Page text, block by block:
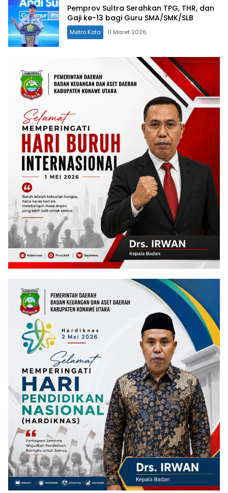
Pemprov Sultra Serahkan TPG, THR, dan
Gaji ke-13 bagi Guru SMA/SMK/SLB
Metro Kota 11 Maret 2026